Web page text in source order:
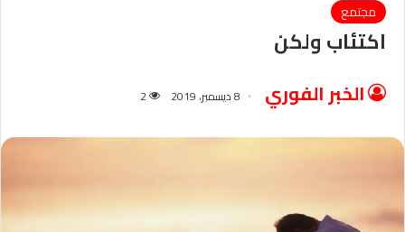
مجتمع
اكتئاب ولكن
الخبر الفوري 8 ديسمبر، 2019 2